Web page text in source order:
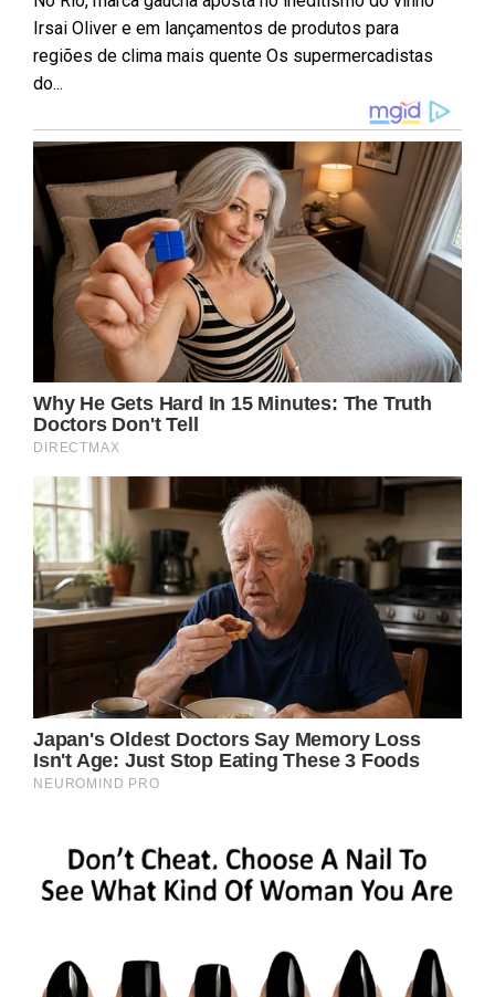
Irsai Oliver e em lançamentos de produtos para
regiões de clima mais quente Os supermercadistas
do...